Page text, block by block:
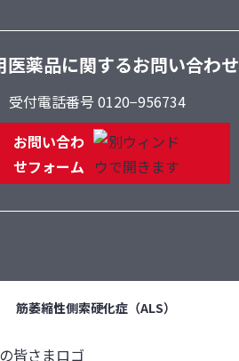
医薬品に関するお問い合わせ
受付電話番号 0120−956734
お問い合わ
せフォーム
筋萎縮性側索硬化症（ALS）